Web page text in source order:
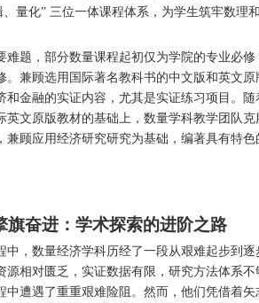
量化” 三位一体课程体系，为学生筑牢数理
难题，部分数量课程起初仅为学院的专业必修
。兼顾选用国际著名教科书的中文版和英文原
和金融的实证内容，尤其是实证练习项目。随
英文原版教材的基础上，数量学科教学团队克
兼顾应用经济研究研究为基础，编著具有特色
旗奋进：学术探索的进阶之路
中，数量经济学科历经了一段从艰难起步到逐
源相对匮乏，实证数据有限，研究方法体系不
中遭遇了重重艰难险阻。然而，他们凭借着矢